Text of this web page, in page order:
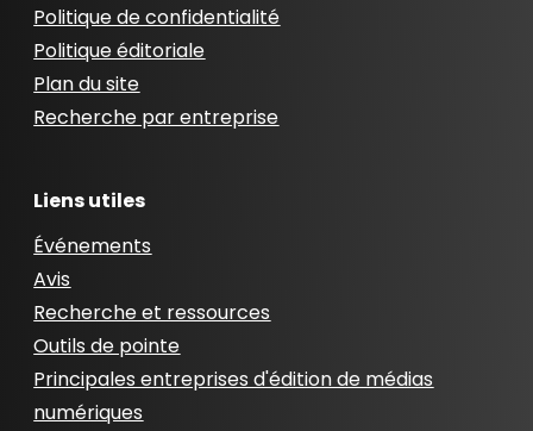
Politique de confidentialité
Politique éditoriale
Plan du site
Recherche par entreprise
Liens utiles
Événements
Avis
Recherche et ressources
Outils de pointe
Principales entreprises d'édition de médias
numériques